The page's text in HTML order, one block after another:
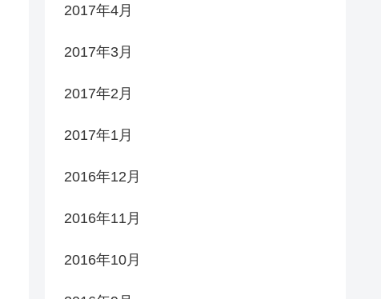
2017年4月
2017年3月
2017年2月
2017年1月
2016年12月
2016年11月
2016年10月